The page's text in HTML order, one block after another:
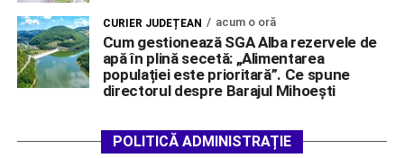
CURIER JUDEȚEAN acum o oră
Cum gestionează SGA Alba rezervele de
apă în plină secetă: „Alimentarea
populației este prioritară”. Ce spune
directorul despre Barajul Mihoești
POLITICĂ ADMINISTRAȚIE